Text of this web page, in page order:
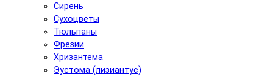
Сирень
Сухоцветы
Тюльпаны
Фрезии
Хризантема
Эустома (лизиантус)